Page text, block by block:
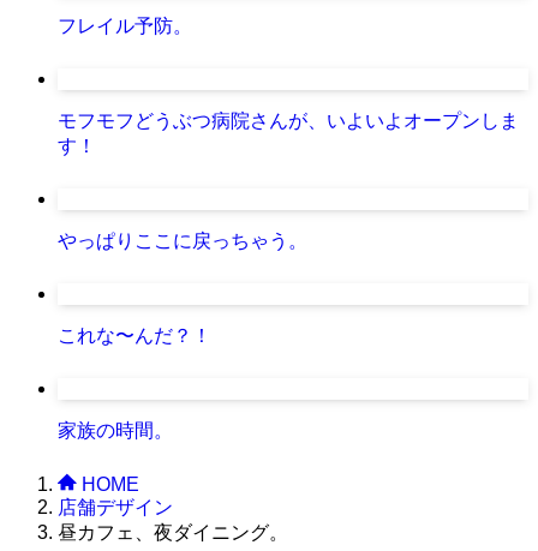
フレイル予防。
モフモフどうぶつ病院さんが、いよいよオープンしま
す！
やっぱりここに戻っちゃう。
これな〜んだ？！
家族の時間。
HOME
店舗デザイン
昼カフェ、夜ダイニング。